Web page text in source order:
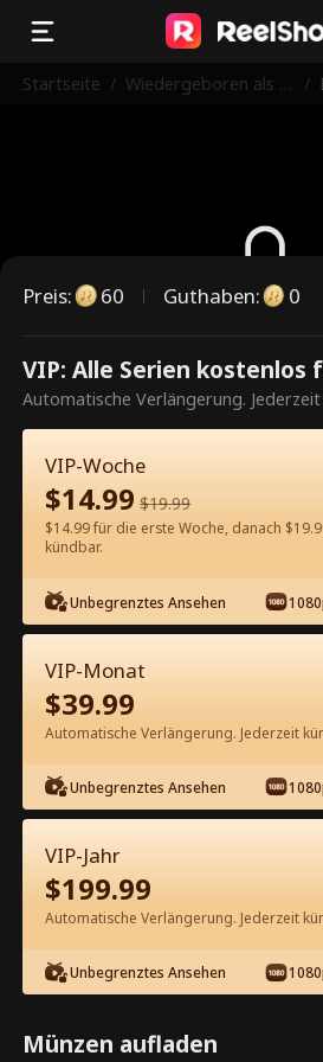
Startseite / Wiedergeboren als di
/
Dies ist eine
Episode. Bitte
60Jetzt
Kostenlos in der
Episode 76 -
Lieblingsehefrau des
Kompletter Film
1-50 51-99
76 77
Preis: 60 Guthaben: 0
VIP: Alle Serien kostenlos
Automatische Verlängerung. Jederzeit
VIP-Woche
$14.99 $19.99
$14.99 für die erste Woche, danach
kündbar.
Unbegrenztes Ansehen
VIP-Monat
$39.99
Automatische Verlängerung. Jederzeit
Unbegrenztes Ansehen
VIP-Jahr
$199.99
Automatische Verlängerung. Jederzeit
Unbegrenztes Ansehen
Münzen aufladen